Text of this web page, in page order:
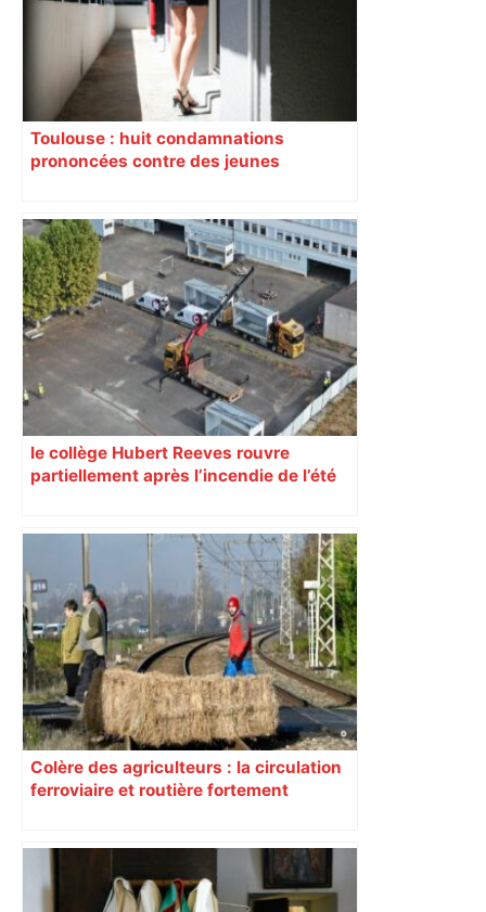
Toulouse : huit condamnations
prononcées contre des jeunes
le collège Hubert Reeves rouvre
partiellement après l’incendie de l’été
Colère des agriculteurs : la circulation
ferroviaire et routière fortement